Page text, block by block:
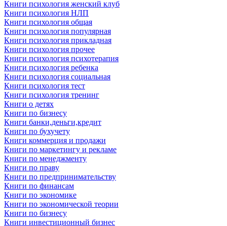
Книги психология женский клуб
Книги психология НЛП
Книги психология общая
Книги психология популярная
Книги психология прикладная
Книги психология прочее
Книги психология психотерапия
Книги психология ребенка
Книги психология социальная
Книги психология тест
Книги психология тренинг
Книги о детях
Книги по бизнесу
Книги банки,деньги,кредит
Книги по бухучету
Книги коммерция и продажи
Книги по маркетингу и рекламе
Книги по менеджменту
Книги по праву
Книги по предпринимательству
Книги по финансам
Книги по экономике
Книги по экономической теории
Книги по бизнесу
Книги инвестиционный бизнес